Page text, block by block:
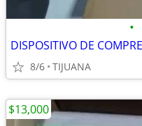
•
8/6 TIJUANA
$13,000